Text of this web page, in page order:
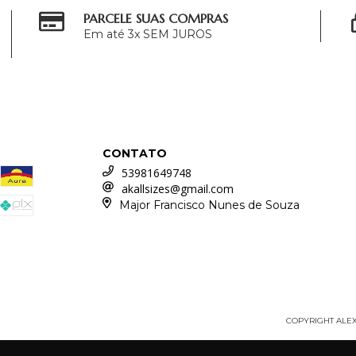
PARCELE SUAS COMPRAS
Em até 3x SEM JUROS
CONTATO
53981649748
akallsizes@gmail.com
Major Francisco Nunes de Souza
COPYRIGHT